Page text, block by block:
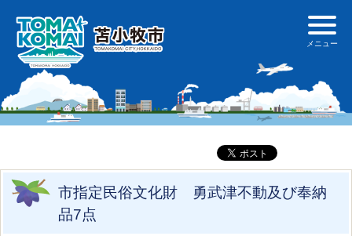
市指定民俗文化財 勇武津不動及び奉納
品7点